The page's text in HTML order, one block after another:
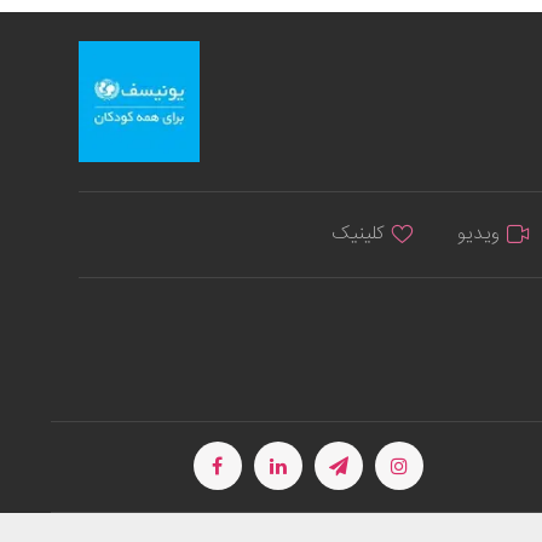
ویدیو کلینیک